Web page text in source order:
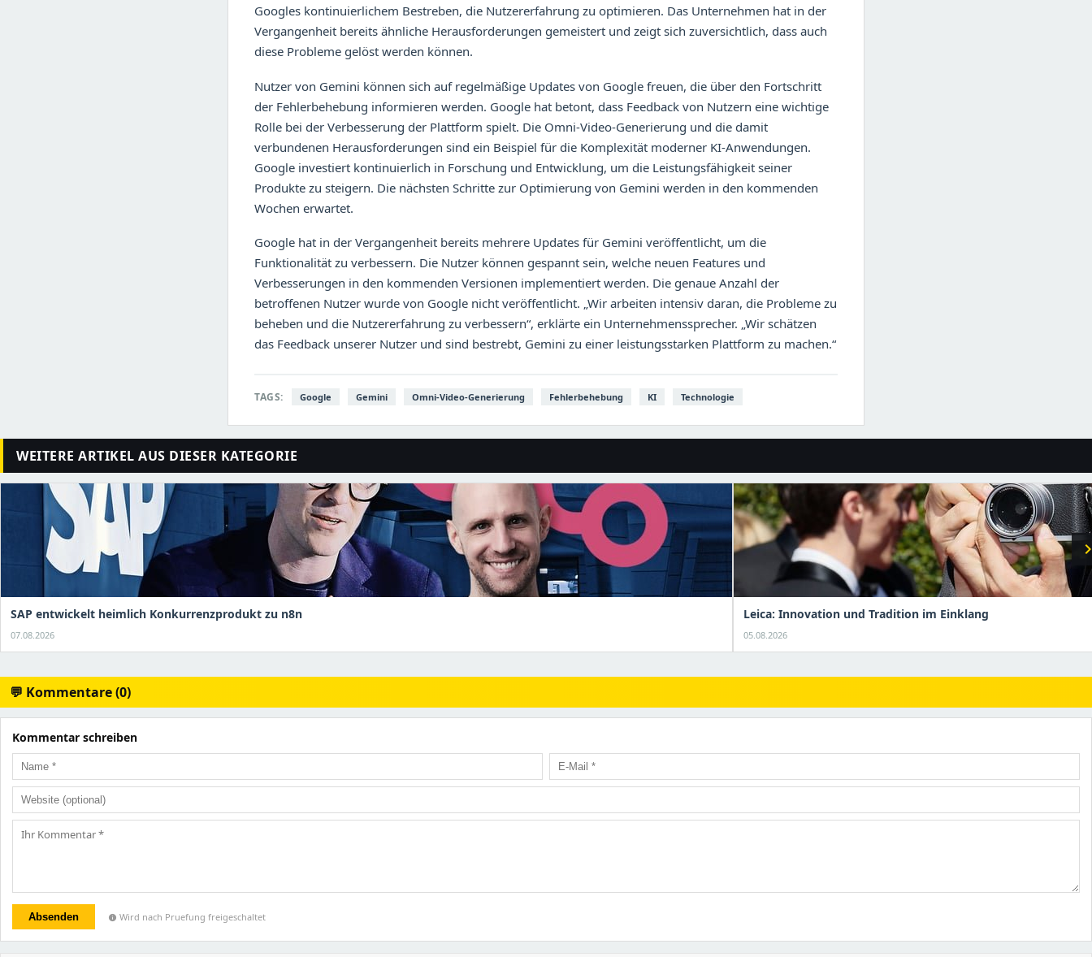
Googles kontinuierlichem Bestreben, die Nutzererfahrung zu optimieren. Das Unternehmen hat in der
Vergangenheit bereits ähnliche Herausforderungen gemeistert und zeigt sich zuversichtlich, dass auch
diese Probleme gelöst werden können.
Nutzer von Gemini können sich auf regelmäßige Updates von Google freuen, die über den Fortschritt
der Fehlerbehebung informieren werden. Google hat betont, dass Feedback von Nutzern eine wichtige
Rolle bei der Verbesserung der Plattform spielt. Die Omni-Video-Generierung und die damit
verbundenen Herausforderungen sind ein Beispiel für die Komplexität moderner KI-Anwendungen.
Google investiert kontinuierlich in Forschung und Entwicklung, um die Leistungsfähigkeit seiner
Produkte zu steigern. Die nächsten Schritte zur Optimierung von Gemini werden in den kommenden
Wochen erwartet.
Google hat in der Vergangenheit bereits mehrere Updates für Gemini veröffentlicht, um die
Funktionalität zu verbessern. Die Nutzer können gespannt sein, welche neuen Features und
Verbesserungen in den kommenden Versionen implementiert werden. Die genaue Anzahl der
betroffenen Nutzer wurde von Google nicht veröffentlicht. „Wir arbeiten intensiv daran, die Probleme zu
beheben und die Nutzererfahrung zu verbessern“, erklärte ein Unternehmenssprecher. „Wir schätzen
das Feedback unserer Nutzer und sind bestrebt, Gemini zu einer leistungsstarken Plattform zu machen.“
TAGS: Google Gemini Omni-Video-Generierung Fehlerbehebung KI Technologie
WEITERE ARTIKEL AUS DIESER KATEGORIE
SAP entwickelt heimlich Konkurrenzprodukt zu n8n
07.08.2026
Leica: Innovation und Tradition im Einklang
05.08.2026
💬 Kommentare (0)
Kommentar schreiben
Absenden info Wird nach Pruefung freigeschaltet